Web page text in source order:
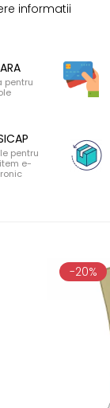
informatii
pentru
pentru
e-
-20%